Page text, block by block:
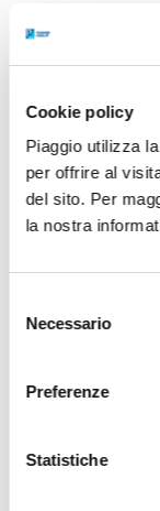
Cookie policy
Piaggio utilizza
per offrire al
del sito. Per
la nostra
delNecessario
Preferenze
Statistiche
GAMMA V7